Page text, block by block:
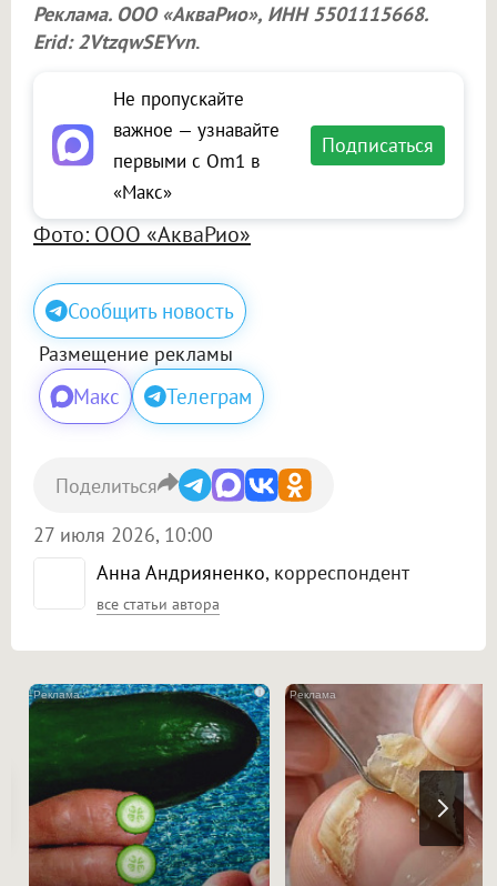
Реклама. ООО «АкваРио», ИНН 5501115668.
Erid: 2VtzqwSEYvn.
Не пропускайте
важное — узнавайте
первыми с Om1 в
«Макс»
Подписаться
Фото: ООО «АкваРио»
Сообщить новость
Размещение рекламы
Макс Телеграм
Анна Андрияненко, корреспондент
все статьи автора
27 июля 2026, 10:00
Поделиться
i